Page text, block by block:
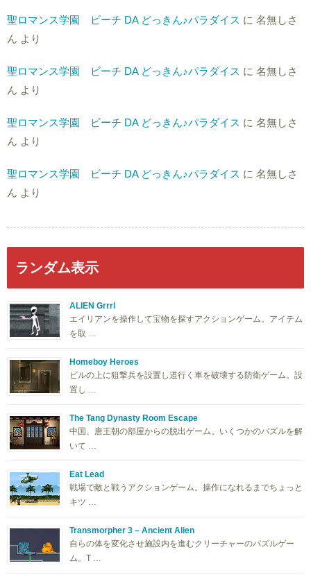
聖ロマンス学園 ビーチ DA どっきん♪パラダイス に 名無しさ
ん より
聖ロマンス学園 ビーチ DA どっきん♪パラダイス に 名無しさ
ん より
聖ロマンス学園 ビーチ DA どっきん♪パラダイス に 名無しさ
ん より
聖ロマンス学園 ビーチ DA どっきん♪パラダイス に 名無しさ
ん より
ランダム表示
ALIEN Grrrl
エイリアンを操作して宝物を探すアクションゲーム。アイテム
を取 …
Homeboy Heroes
ビルの上に狙撃兵を設置し道行く車を破壊する防衛ゲーム。設
置し …
The Tang Dynasty Room Escape
中国、唐王朝の部屋からの脱出ゲーム。いくつかのパズルを解
いて …
Eat Lead
戦場で敵と戦うアクションゲーム。操作になれるまでちょっと
キツ …
Transmorpher 3 – Ancient Alien
自らの体を変化させ施設内を進むクリーチャーのパズルゲー
ム。T …